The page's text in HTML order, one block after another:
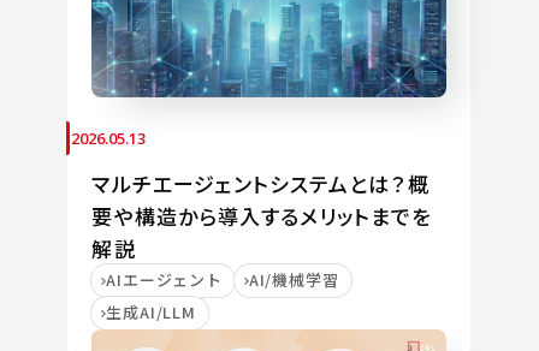
2026.05.13
マルチエージェントシステムとは？概
要や構造から導入するメリットまでを
解説
AIエージェント
AI/機械学習
生成AI/LLM